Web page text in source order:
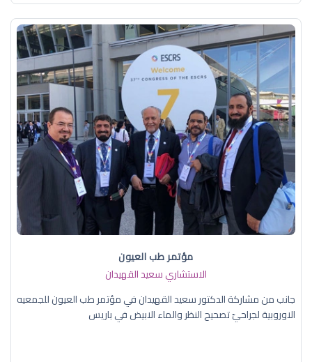
مؤتمر طب العيون
الاستشاري سعيد القهيدان
جانب من مشاركة الدكتور سعيد القهيدان في مؤتمر طب العيون للجمعيه
الاوروبية لجراحيّ تصحيح النظر والماء الابيض في باريس